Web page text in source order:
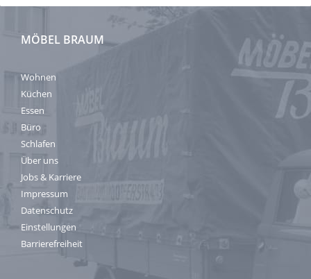
MÖBEL BRAUM
Wohnen
Küchen
Essen
Büro
Schlafen
Über uns
Jobs & Karriere
Impressum
Datenschutz
Einstellungen
Barrierefreiheit